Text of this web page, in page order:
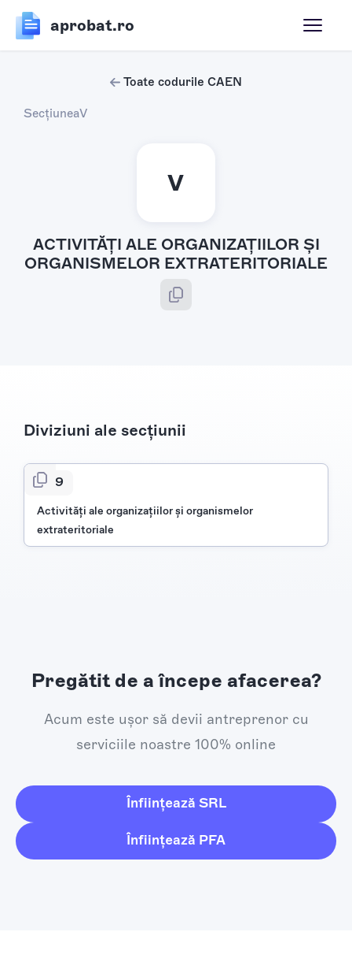
aprobat.ro
Toate codurile CAEN
SecțiuneaV
V
ACTIVITĂŢI ALE ORGANIZAŢIILOR ŞI
ORGANISMELOR EXTRATERITORIALE
Diviziuni ale secțiunii
99
Activităţi ale organizaţiilor şi organismelor
extrateritoriale
Pregătit de a începe afacerea?
Acum este ușor să devii antreprenor cu
serviciile noastre 100% online
Înființează SRL
Înființează PFA